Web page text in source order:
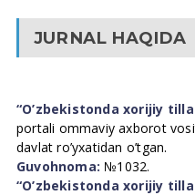
JURNAL HAQIDA
“O’zbekistonda xorijiy
portali ommaviy axborot
davlat ro’yxatidan o’tgan.
Guvohnoma: №1032.
“O’zbekistonda xorijiy